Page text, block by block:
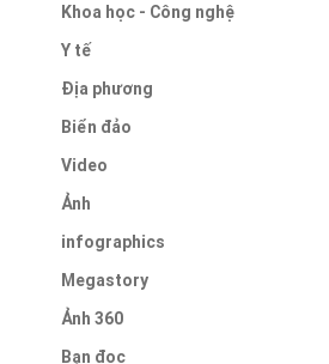
Khoa học - Công nghệ
Y tế
Địa phương
Biển đảo
Video
Ảnh
infographics
Megastory
Ảnh 360
Bạn đọc